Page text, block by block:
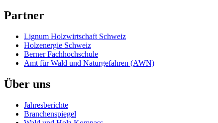
Partner
Lignum Holzwirtschaft Schweiz
Holzenergie Schweiz
Berner Fachhochschule
Amt für Wald und Naturgefahren (AWN)
Über uns
Jahresberichte
Branchenspiegel